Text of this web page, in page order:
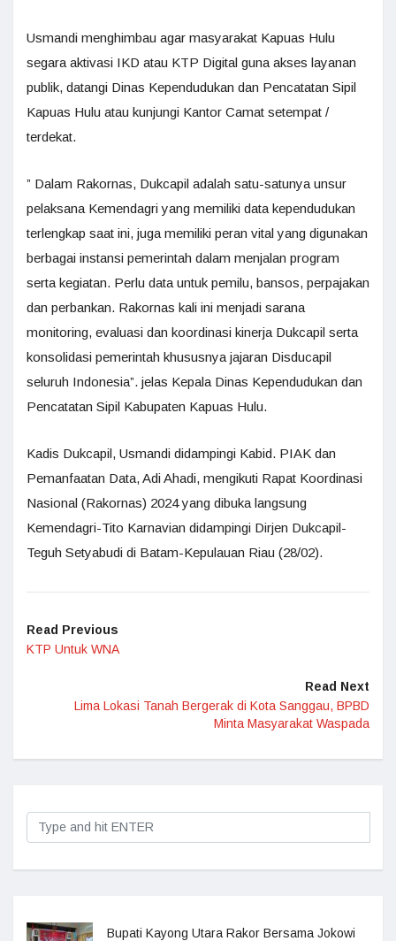
Usmandi menghimbau agar masyarakat Kapuas Hulu
segara aktivasi IKD atau KTP Digital guna akses layanan
publik, datangi Dinas Kependudukan dan Pencatatan Sipil
Kapuas Hulu atau kunjungi Kantor Camat setempat /
terdekat.
” Dalam Rakornas, Dukcapil adalah satu-satunya unsur
pelaksana Kemendagri yang memiliki data kependudukan
terlengkap saat ini, juga memiliki peran vital yang digunakan
berbagai instansi pemerintah dalam menjalan program
serta kegiatan. Perlu data untuk pemilu, bansos, perpajakan
dan perbankan. Rakornas kali ini menjadi sarana
monitoring, evaluasi dan koordinasi kinerja Dukcapil serta
konsolidasi pemerintah khususnya jajaran Disducapil
seluruh Indonesia”. jelas Kepala Dinas Kependudukan dan
Pencatatan Sipil Kabupaten Kapuas Hulu.
Kadis Dukcapil, Usmandi didampingi Kabid. PIAK dan
Pemanfaatan Data, Adi Ahadi, mengikuti Rapat Koordinasi
Nasional (Rakornas) 2024 yang dibuka langsung
Kemendagri-Tito Karnavian didampingi Dirjen Dukcapil-
Teguh Setyabudi di Batam-Kepulauan Riau (28/02).
Read Previous
KTP Untuk WNA
Read Next
Lima Lokasi Tanah Bergerak di Kota Sanggau, BPBD
Minta Masyarakat Waspada
Bupati Kayong Utara Rakor Bersama Jokowi